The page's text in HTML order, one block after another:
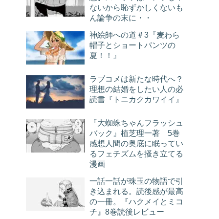
ないから恥ずかしくないも
ん論争の末に・・
神絵師への道＃3『麦わら
帽子とショートパンツの
夏！！』
ラブコメは新たな時代へ？
理想の結婚をしたい人の必
読書『トニカクカワイイ』
『大蜘蛛ちゃんフラッシュ
バック』植芝理一著 5巻
感想人間の奥底に眠ってい
るフェチズムを掻き立てる
漫画
一話一話が珠玉の物語で引
き込まれる。読後感が最高
の一冊。『ハクメイとミコ
チ』8巻読後レビュー